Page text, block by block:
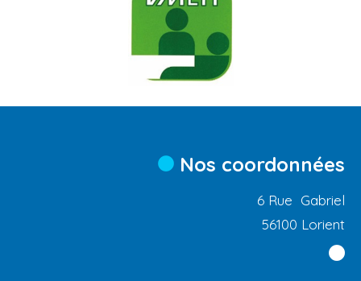
Nos coordonnées
6 Rue Gabriel
56100 Lorient